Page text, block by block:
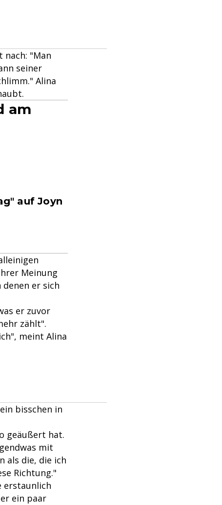
nach: "Man
seiner
Alina
am
auf Joyn
Meinung
er sich
er zuvor
zählt".
meint Alina
bisschen in
geäußert hat.
mit
als die, die ich
Richtung."
erstaunlich
ein paar